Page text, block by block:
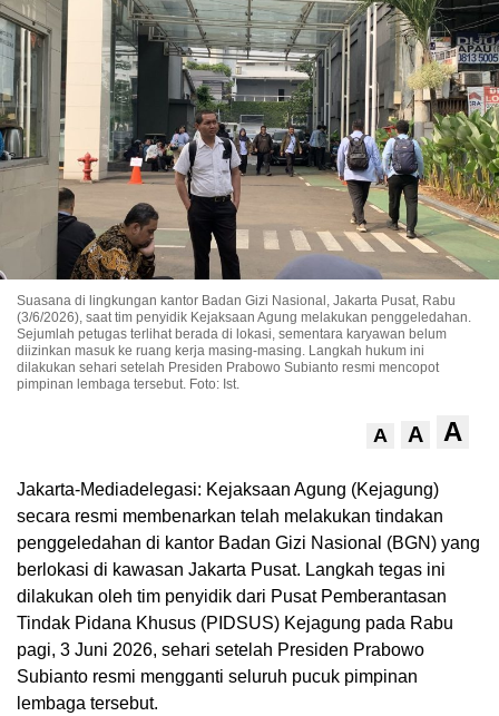
Suasana di lingkungan kantor Badan Gizi Nasional, Jakarta Pusat, Rabu
(3/6/2026), saat tim penyidik Kejaksaan Agung melakukan penggeledahan.
Sejumlah petugas terlihat berada di lokasi, sementara karyawan belum
diizinkan masuk ke ruang kerja masing-masing. Langkah hukum ini
dilakukan sehari setelah Presiden Prabowo Subianto resmi mencopot
pimpinan lembaga tersebut. Foto: Ist.
A A A
Jakarta-Mediadelegasi: Kejaksaan Agung (Kejagung)
secara resmi membenarkan telah melakukan tindakan
penggeledahan di kantor Badan Gizi Nasional (BGN) yang
berlokasi di kawasan Jakarta Pusat. Langkah tegas ini
dilakukan oleh tim penyidik dari Pusat Pemberantasan
Tindak Pidana Khusus (PIDSUS) Kejagung pada Rabu
pagi, 3 Juni 2026, sehari setelah Presiden Prabowo
Subianto resmi mengganti seluruh pucuk pimpinan
lembaga tersebut.